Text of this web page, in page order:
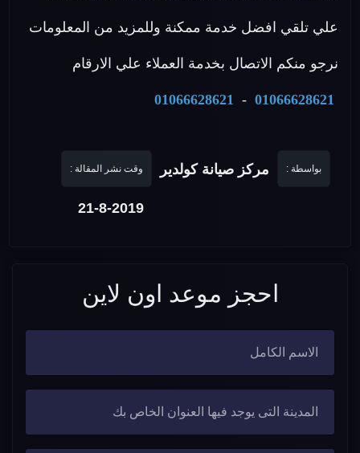
علي تلقي افضل خدمة ممكنة وللمزيد من المعلومات
نرجو منكم الاتصال بخدمة العملاء علي الارقام
01066628621
-
01066628621
بواسطة : مركز صيانة كولدير وقت نشر المقالة :
21-8-2019
احجز موعد اون لاين